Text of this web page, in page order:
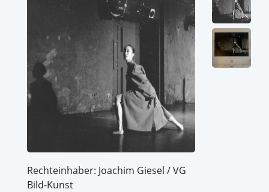
Rechteinhaber: Joachim Giesel / VG
Bild-Kunst